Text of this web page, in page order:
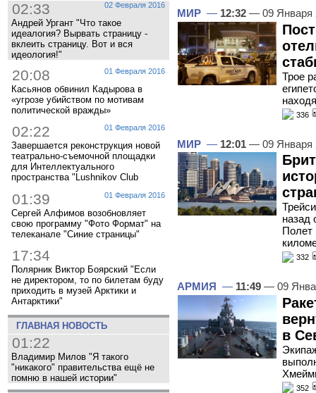
02 Февраля 2016
02:33
Андрей Ургант "Что такое
идеалогия? Вырвать страницу -
вклеить страницу. Вот и вся
идеология!"
01 Февраля 2016
20:08
Касьянов обвинил Кадырова в
«угрозе убийством по мотивам
политической вражды»
01 Февраля 2016
02:22
Завершается реконструкция новой
театрально-съемочной площадки
для Интеллектуального
пространства "Lushnikov Club
01 Февраля 2016
01:39
Сергей Алфимов возобновляет
свою программу "Фото Формат" на
телеканале "Синие страницы"
17:34
Полярник Виктор Боярский "Если
не директором, то по билетам буду
приходить в музей Арктики и
Антарктики"
ГЛАВНАЯ НОВОСТЬ
01:22
Владимир Милов "Я такого
"никакого" правительства ещё не
помню в нашей истории"
МИР — 12:32 — 09 Января
Трое
336
МИР — 12:01 — 09 Января
назад
Полет
332
АРМИЯ — 11:49 — 09
в
352